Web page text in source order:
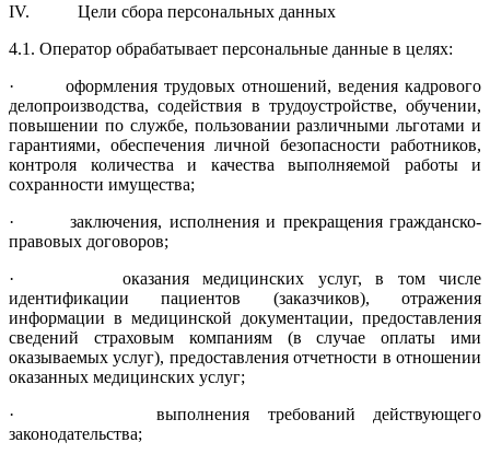
IV. Цели сбора персональных данных
4.1. Оператор обрабатывает персональные данные в целях:
· оформления трудовых отношений, ведения кадрового
делопроизводства, содействия в трудоустройстве, обучении,
повышении по службе, поль­зовании различными льготами и
гарантиями, обеспечения личной безопасности работников,
контроля количества и качества выполняемой работы и
сохранности имущества;
· заключения, исполнения и прекращения гражданско-
правовых дого­воров;
· оказания медицинских услуг, в том числе
идентификации пациен­тов (заказчиков), отражения
информации в медицинской докумен­тации, предоставления
сведений страховым компаниям (в случае оплаты ими
оказываемых услуг), предоставления отчетности в отношении
оказанных медицинских услуг;
· выполнения требований действующего
законодательства;